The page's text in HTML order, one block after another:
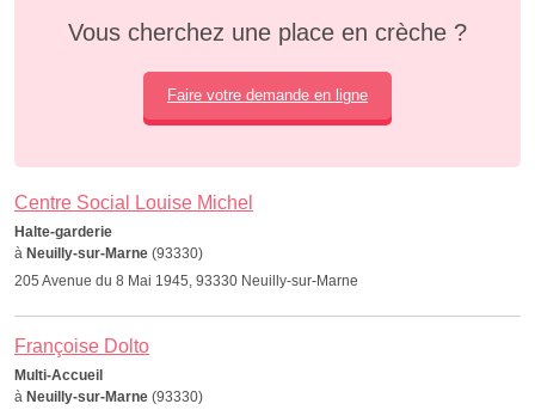
Vous cherchez une place en crèche ?
Faire votre demande en ligne
Centre Social Louise Michel
Halte-garderie
à Neuilly-sur-Marne (93330)
205 Avenue du 8 Mai 1945, 93330 Neuilly-sur-Marne
Françoise Dolto
Multi-Accueil
à Neuilly-sur-Marne (93330)